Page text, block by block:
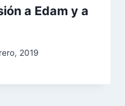
a Edam y a
2019